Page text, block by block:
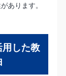
あります。
した教